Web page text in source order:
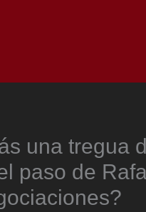
una tregua
paso de